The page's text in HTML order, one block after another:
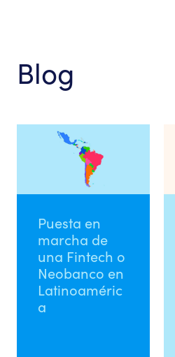
Blog
Puesta en
marcha de
una Fintech o
Neobanco en
Latinoaméric
a